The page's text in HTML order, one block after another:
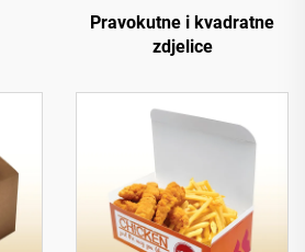
Pravokutne i kvadratne
zdjelice